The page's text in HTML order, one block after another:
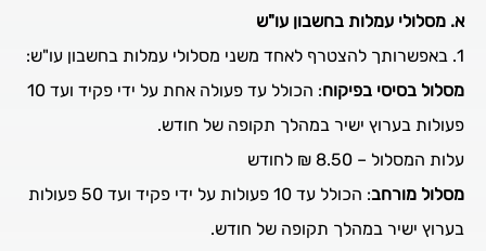
א. מסלולי עמלות בחשבון עו"ש
1. באפשרותך להצטרף לאחד משני מסלולי עמלות בחשבון עו"ש:
מסלול בסיסי בפיקוח
: הכולל עד פעולה אחת על ידי פקיד ועד 10
פעולות בערוץ ישיר במהלך תקופה של חודש.
עלות המסלול – 8.50 ₪ לחודש
מסלול מורחב
: הכולל עד 10 פעולות על ידי פקיד ועד 50 פעולות
בערוץ ישיר במהלך תקופה של חודש.